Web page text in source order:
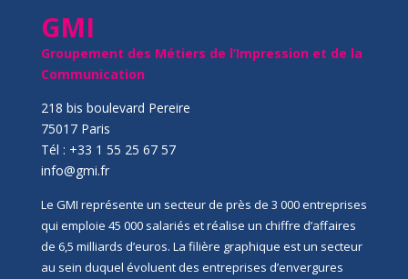
GMI
Groupement des Métiers de l’Impression et de la
Communication
218 bis boulevard Pereire
75017 Paris
Tél : +33 1 55 25 67 57
info@gmi.fr
Le GMI représente un secteur de près de 3 000 entreprises
qui emploie 45 000 salariés et réalise un chiffre d’affaires
de 6,5 milliards d’euros. La filière graphique est un secteur
au sein duquel évoluent des entreprises d’envergures